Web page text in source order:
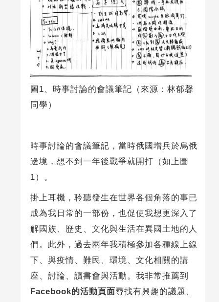
圖1、時事討論的會議筆記（來源：林郁馨
同學）
時事討論的會議筆記，當時俄國增兵於烏俄
邊境，想不到一年後戰爭就開打（如上圖
1）。
掛上耳機，聆聽發生在世界各個角落的事已
成為我日常的一部份，也促使我想更深入了
解國族、歷史、文化與生活在異國土地的人
們。此外，過去兩年我積極參加各種線上線
下、與疫情、難民、環境、文化相關的講
座、討論、讀書會與活動。我非常推薦到
Facebook的活動頁面尋找有興趣的議題、